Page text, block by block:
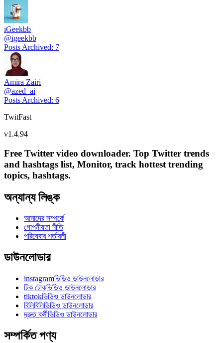
iGeekbb
@igeekbb
Posts Archived: 7
Amira Zairi
@azed_ai
Posts Archived: 6
TwitFast
v1.4.94
Free Twitter video downloader. Top Twitter trends
and hashtags list, Monitor, track hottest trending
topics, hashtags.
অন্যান্য লিঙ্ক
আমাদের সম্পর্কে
গোপনীয়তা নীতি
পরিষেবার শর্তাবলী
ডাউনলোডার
instagramভিডিও ডাউনলোডার
টিক টোকভিডিও ডাউনলোডার
tiktokভিডিও ডাউনলোডার
বিলিবিলিভিডিও ডাউনলোডার
দ্রুত কর্মীভিডিও ডাউনলোডার
সম্পর্কিত পণ্য